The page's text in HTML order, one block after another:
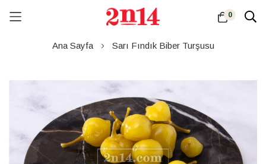
0
Ana Sayfa Sarı Fındık Biber Turşusu